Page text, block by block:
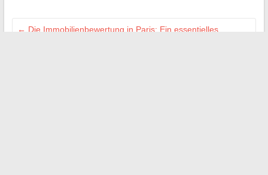
← Die Immobilienbewertung in Paris: Ein essentielles